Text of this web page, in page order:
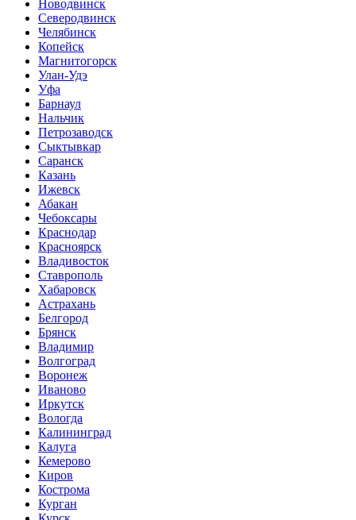
Новодвинск
Северодвинск
Челябинск
Копейск
Магнитогорск
Улан-Удэ
Уфа
Барнаул
Нальчик
Петрозаводск
Сыктывкар
Саранск
Казань
Ижевск
Абакан
Чебоксары
Краснодар
Красноярск
Владивосток
Ставрополь
Хабаровск
Астрахань
Белгород
Брянск
Владимир
Волгоград
Воронеж
Иваново
Иркутск
Вологда
Калининград
Калуга
Кемерово
Киров
Кострома
Курган